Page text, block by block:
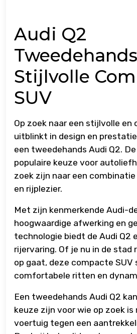
Audi Q2
Stijlvolle
SUV
Op zoek naar een stijlvolle en
uitblinkt in design en
een tweedehands Audi Q2.
populaire keuze voor
zoek zijn naar een
en rijplezier.
Met zijn kenmerkende Audi-
hoogwaardige afwerking en
technologie biedt de Audi Q2
rijervaring. Of je nu in de stad
op gaat, deze compacte
comfortabele ritten en
Een tweedehands Audi Q2
keuze zijn voor wie op zoek is
voertuig tegen een